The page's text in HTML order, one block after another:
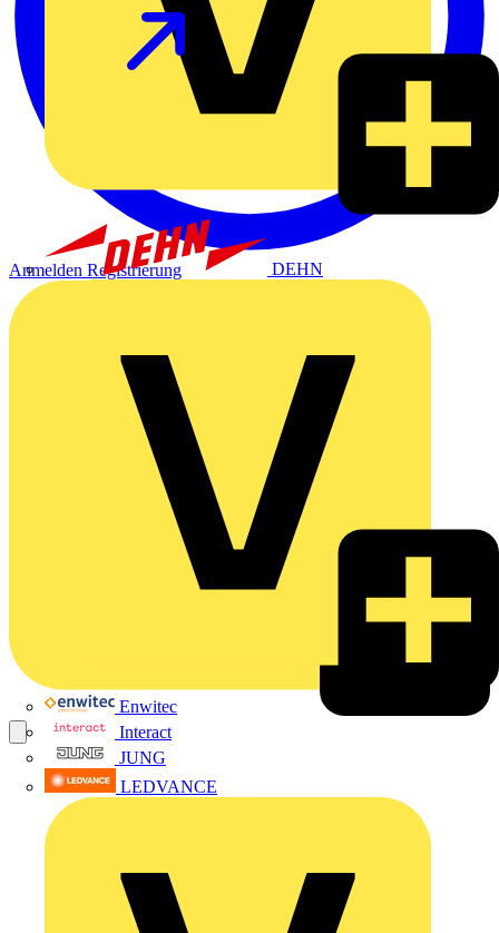
DEHN
Enwitec
Interact
JUNG
LEDVANCE
Anmelden Registrierung